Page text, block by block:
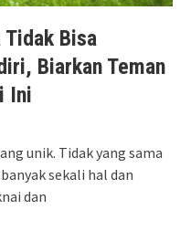
Tidak Bisa
Biarkan Teman
Ini
unik. Tidak yang sama
sekali hal dan
dan